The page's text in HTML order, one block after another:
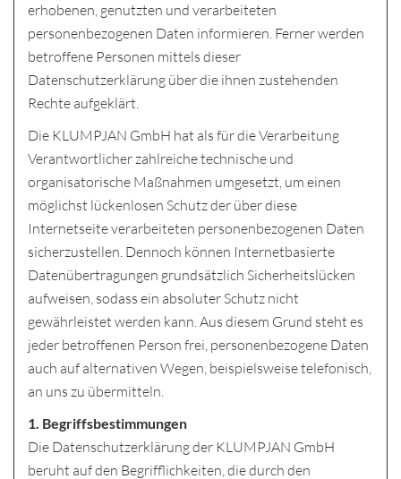
erhobenen, genutzten und verarbeiteten
personenbezogenen Daten informieren. Ferner werden
betroffene Personen mittels dieser
Datenschutzerklärung über die ihnen zustehenden
Rechte aufgeklärt.
Die KLUMPJAN GmbH hat als für die Verarbeitung
Verantwortlicher zahlreiche technische und
organisatorische Maßnahmen umgesetzt, um einen
möglichst lückenlosen Schutz der über diese
Internetseite verarbeiteten personenbezogenen Daten
sicherzustellen. Dennoch können Internetbasierte
Datenübertragungen grundsätzlich Sicherheitslücken
aufweisen, sodass ein absoluter Schutz nicht
gewährleistet werden kann. Aus diesem Grund steht es
jeder betroffenen Person frei, personenbezogene Daten
auch auf alternativen Wegen, beispielsweise telefonisch,
an uns zu übermitteln.
1. Begriffsbestimmungen
Die Datenschutzerklärung der KLUMPJAN GmbH
beruht auf den Begrifflichkeiten, die durch den